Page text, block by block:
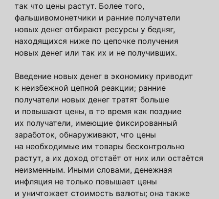
так что цены растут. Более того,
фальшивомонетчики и ранние получатели
новых денег отбирают ресурсы у бедняг,
находящихся ниже по цепочке получения
новых денег или так их и не получивших.
Введение новых денег в экономику приводит
к неизбежной цепной реакции; ранние
получатели новых денег тратят больше
и повышают цены, в то время как поздние
их получатели, имеющие фиксированный
заработок, обнаруживают, что цены
на необходимые им товары бесконтрольно
растут, а их доход отстаёт от них или остаётся
неизменным. Иными словами, денежная
инфляция не только повышает цены
и уничтожает стоимость валюты; она также